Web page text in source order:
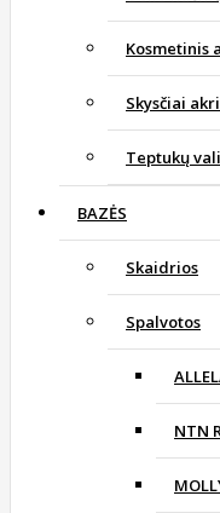
Kosmetinis
Skysčiai
Teptukų
BAZĖS
Skaidrios
Spalvotos
NTN